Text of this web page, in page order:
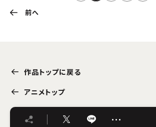
前へ
作品トップに戻る
アニメトップ
…